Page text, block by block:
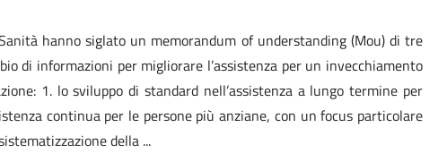
hanno siglato un memorandum of understanding (Mou) di tre
di informazioni per migliorare l’assistenza per un invecchiamento
1. lo sviluppo di standard nell’assistenza a lungo termine per
continua per le persone più anziane, con un focus particolare
della ...